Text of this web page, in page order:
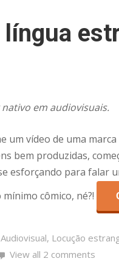
em audiovisuais.
um vídeo de uma
bem produzidas,
esforçando para falar
cômico, né?!
Audiovisual, Locução
View all 2 comments